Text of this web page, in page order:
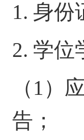
1. 身份
2. 学位
（ 1）
告；